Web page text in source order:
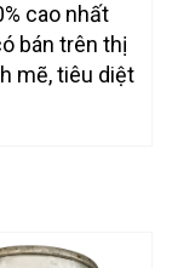
cao nhất
bán trên thị
mẽ, tiêu diệt